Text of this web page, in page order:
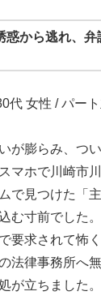
から逃れ、弁
代 女性 / パート
が膨らみ、つ
マホで川崎市
で見つけた「
む寸前でした
要求されて怖
法律事務所へ
が立ちました